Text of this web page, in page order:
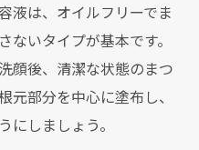
液は、オイルフリーでま
いタイプが基本です。
顔後、清潔な状態のまつ
部分を中心に塗布し、
にしましょう。